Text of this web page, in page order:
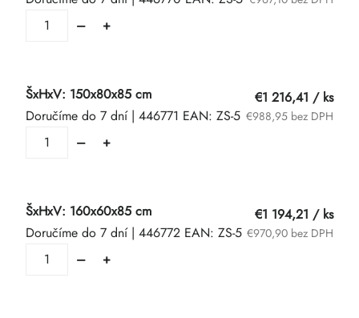
ŠxHxV: 150x80x85 cm
Doručíme do 7 dní | 446771 EAN: ZS-5
€1 216,41 / ks
€988,95 bez DPH
ŠxHxV: 160x60x85 cm
Doručíme do 7 dní | 446772 EAN: ZS-5
€1 194,21 / ks
€970,90 bez DPH